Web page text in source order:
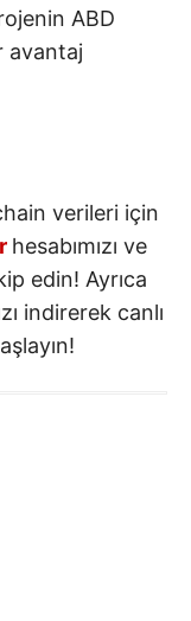
ABD
avantaj
verileri için
hesabımızı ve
edin! Ayrıca
indirerek canlı